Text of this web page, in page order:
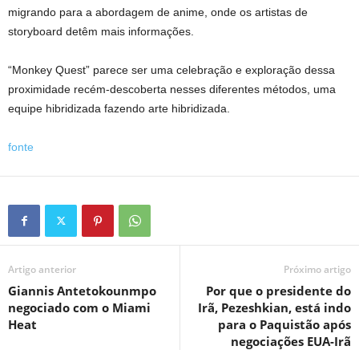
migrando para a abordagem de anime, onde os artistas de
storyboard detêm mais informações.
“Monkey Quest” parece ser uma celebração e exploração dessa
proximidade recém-descoberta nesses diferentes métodos, uma
equipe hibridizada fazendo arte hibridizada.
fonte
Artigo anterior
Giannis Antetokounmpo
negociado com o Miami
Heat
Próximo artigo
Por que o presidente do
Irã, Pezeshkian, está indo
para o Paquistão após
negociações EUA-Irã